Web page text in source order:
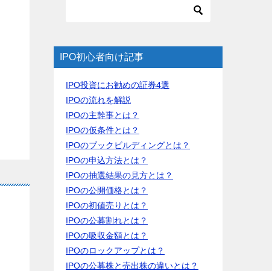
IPO初心者向け記事
IPO投資にお勧めの証券4選
IPOの流れを解説
IPOの主幹事とは？
IPOの仮条件とは？
IPOのブックビルディングとは？
IPOの申込方法とは？
IPOの抽選結果の見方とは？
IPOの公開価格とは？
IPOの初値売りとは？
IPOの公募割れとは？
IPOの吸収金額とは？
IPOのロックアップとは？
IPOの公募株と売出株の違いとは？